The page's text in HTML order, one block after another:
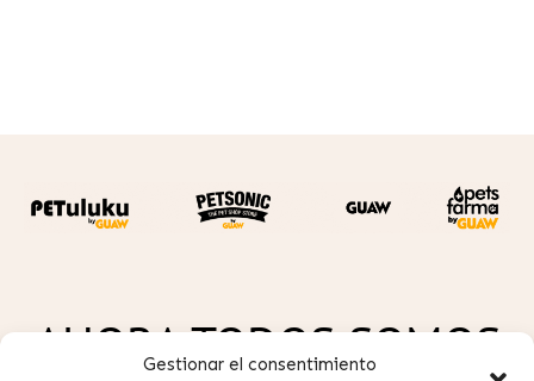
Gestionar el consentimiento
AHORA TODOS SOMOS